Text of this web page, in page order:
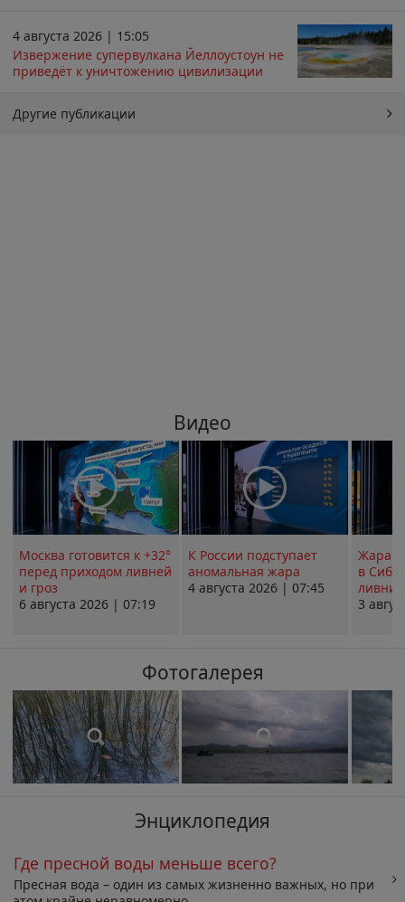
4 августа 2026 | 15:05
Извержение супервулкана Йеллоустоун не
приведёт к уничтожению цивилизации
Другие публикации
Видео
Москва готовится к +32°
перед приходом ливней
и гроз
6 августа 2026 | 07:19
К России подступает
аномальная жара
4 августа 2026 | 07:45
Жара в
в
ливни
3
Фотогалерея
Энциклопедия
Где пресной воды меньше всего?
Пресная вода – один из самых жизненно важных, но при